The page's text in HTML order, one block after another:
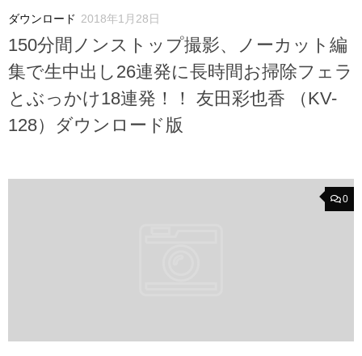
ダウンロード 2018年1月28日
150分間ノンストップ撮影、ノーカット編
集で生中出し26連発に長時間お掃除フェラ
とぶっかけ18連発！！ 友田彩也香 （KV-
128）ダウンロード版
0